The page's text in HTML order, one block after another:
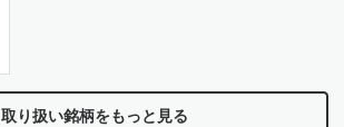
取り扱い銘柄をもっと見る